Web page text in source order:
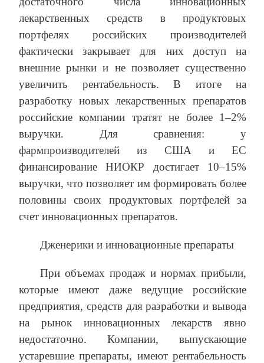
лекарственных средств в продуктовых
портфелях российских производителей
фактически закрывает для них доступ на
внешние рынки и не позволяет существенно
увеличить рентабельность. В итоге на
разработку новых лекарственных препаратов
российские компании тратят не более 1–2%
выручки. Для сравнения: у
фармпроизводителей из США и ЕС
финансирование НИОКР достигает 10–15%
выручки, что позволяет им формировать более
половины своих продуктовых портфелей за
счет инновационных препаратов.
Дженерики и инновационные препараты
При объемах продаж и нормах прибыли,
которые имеют даже ведущие российские
предприятия, средств для разработки и вывода
на рынок инновационных лекарств явно
недостаточно. Компании, выпускающие
устаревшие препараты, имеют рентабельность